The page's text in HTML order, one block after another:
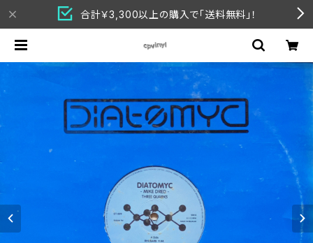
合計￥3,300以上の購入で「送料無料」！